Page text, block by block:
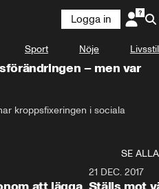
Logga in
Sport Nöje Livsstil
– men var
kroppsfixeringen i sociala
SE ALLA
21 DEC. 2017